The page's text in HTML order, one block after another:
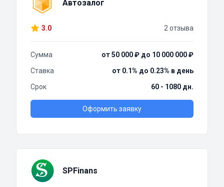
Автозалог
3.0 2 отзыва
Сумма
от 50 000 ₽ до 10 000 000 ₽
Ставка
от 0.1% до 0.23% в день
Срок
60 - 1080 дн.
Оформить заявку
SPFinans